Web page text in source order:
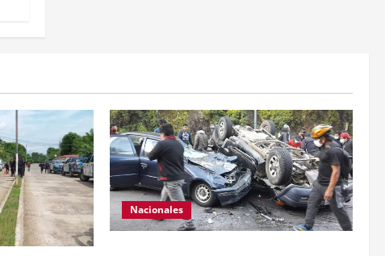
Nacionales